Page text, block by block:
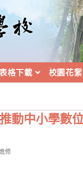
格下載 校園花絮
動中小學數
修